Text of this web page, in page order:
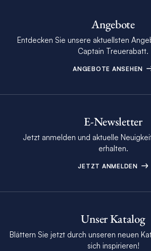
Angebote
Entdecken Sie unsere aktuellsten
Captain Treuerabatt.
ANGEBOTE ANSEHEN
E-Newsletter
Jetzt anmelden und aktuelle
erhalten.
JETZT ANMELDEN
Unser Katalog
Blättern Sie jetzt durch unseren neuen
sich inspirieren!